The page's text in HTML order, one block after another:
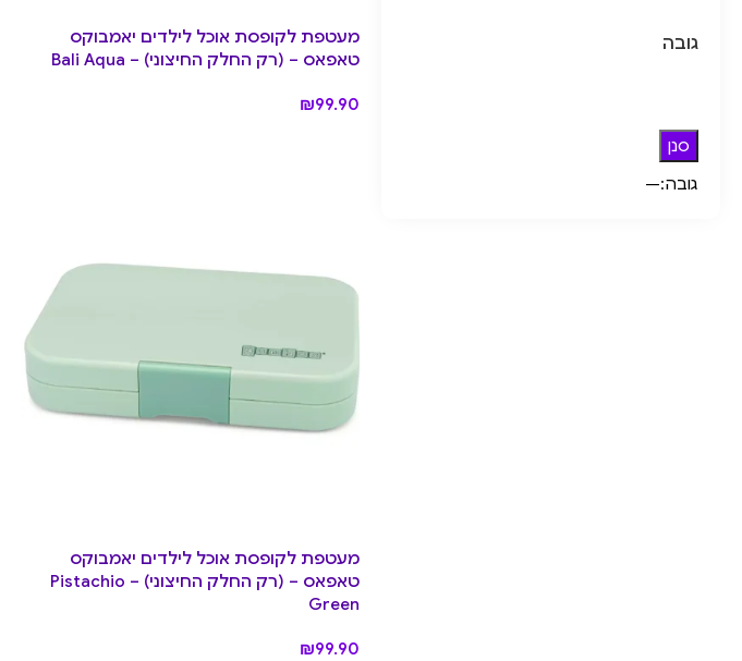
גובה
סנן
גובה:—
מעטפת לקופסת אוכל לילדים יאמבוקס
טאפאס – (רק החלק החיצוני) – Bali Aqua
₪99.90
מעטפת לקופסת אוכל לילדים יאמבוקס
טאפאס – (רק החלק החיצוני) – Pistachio
Green
₪99.90